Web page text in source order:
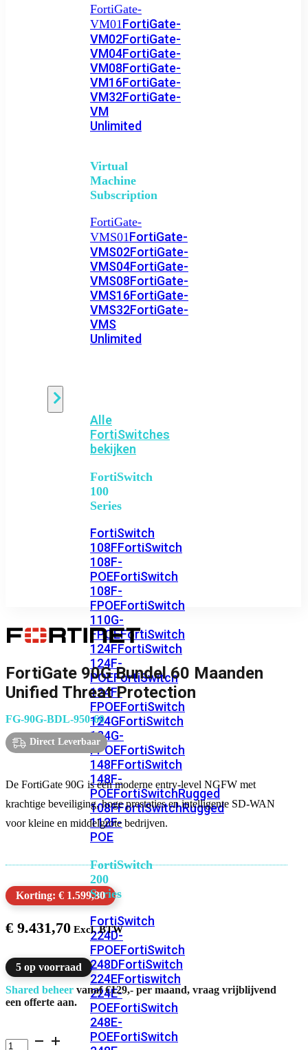
FortiGate-
VM01FortiGate-
VM02FortiGate-
VM04FortiGate-
VM08FortiGate-
VM16FortiGate-
VM32FortiGate-
VM
Unlimited
Virtual
Machine
Subscription
FortiGate-
VMS01FortiGate-
VMS02FortiGate-
VMS04FortiGate-
VMS08FortiGate-
VMS16FortiGate-
VMS32FortiGate-
VMS
Unlimited
Alle
FortiSwitches
bekijken
FortiSwitch
100
Series
FortiSwitch
108FFortiSwitch
108F-
POEFortiSwitch
108F-
FPOEFortiSwitch
110G-
FPOEFortiSwitch
124FFortiSwitch
124F-
POEFortiSwitch
124F-
FPOEFortiSwitch
124GFortiSwitch
124G-
FPOEFortiSwitch
148FFortiSwitch
148F-
POEFortiSwitchRugged
108FFortiSwitchRugged
112F-
POE
FortiSwitch
200
Series
FortiSwitch
224D-
FPOEFortiSwitch
248DFortiSwitch
224EFortiswitch
224E-
POEFortiSwitch
248E-
POEFortiSwitch
FortiGate 90G Bundel 60 Maanden
Unified Threat Protection
FG-90G-BDL-950-60
Direct Leverbaar
De FortiGate 90G is een moderne entry-level NGFW met
krachtige beveiliging, hoge prestaties en intelligente SD-WAN
voor kleine en middelgrote bedrijven.
Korting: € 1.599,30
€ 9.431,70
5 op voorraad
Shared beheer vanaf €129,- per maand, vraag vrijblijvend
een offerte aan.
FortiGate